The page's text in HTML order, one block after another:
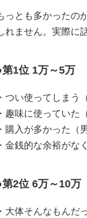
っとも多かったの
れません。実際に
第1位 1万～5万
・つい使ってしまう
・趣味に使っていた
・購入が多かった（
・金銭的な余裕がな
第2位 6万～10万
・大体そんなもんだ